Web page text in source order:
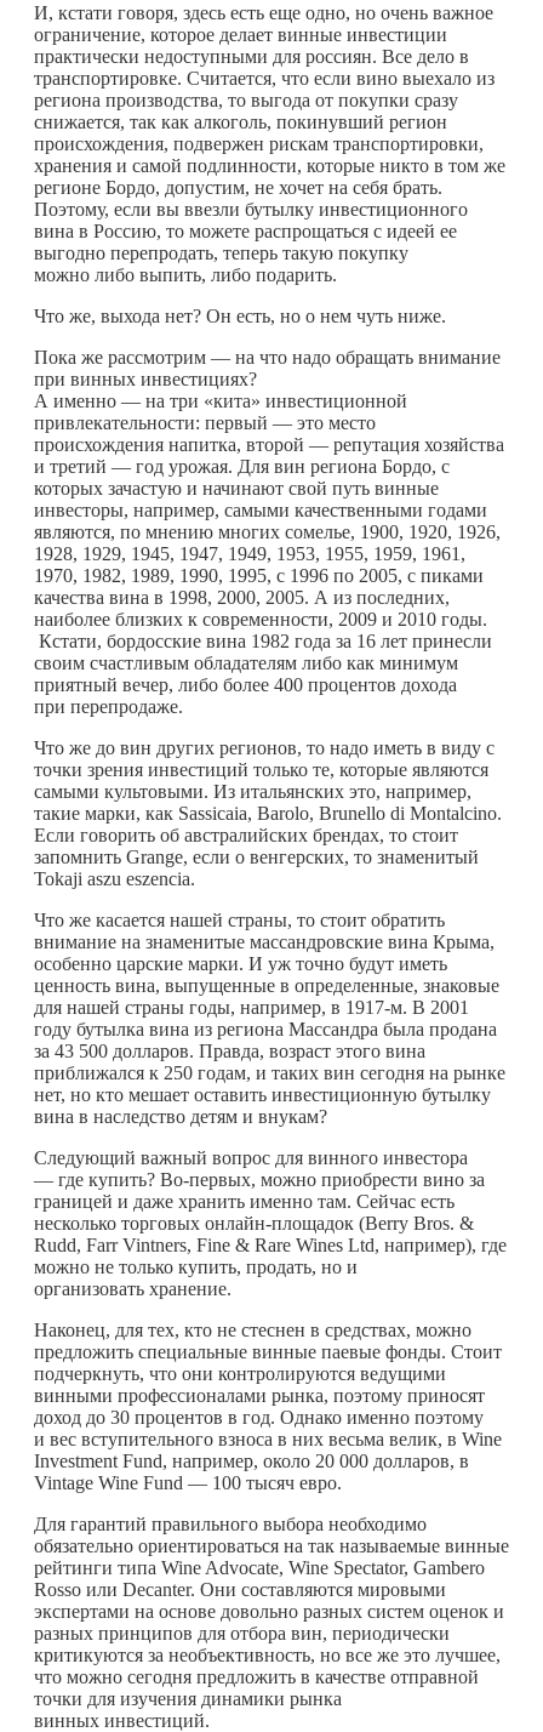
И, кстати говоря, здесь есть еще одно, но очень важное
ограничение, которое делает винные инвестиции
практически недоступными для россиян. Все дело в
транспортировке. Считается, что если вино выехало из
региона производства, то выгода от покупки сразу
снижается, так как алкоголь, покинувший регион
происхождения, подвержен рискам транспортировки,
хранения и самой подлинности, которые никто в том же
регионе Бордо, допустим, не хочет на себя брать.
Поэтому, если вы ввезли бутылку инвестиционного
вина в Россию, то можете распрощаться с идеей ее
выгодно перепродать, теперь такую покупку
можно либо выпить, либо подарить.
Что же, выхода нет? Он есть, но о нем чуть ниже.
Пока же рассмотрим — на что надо обращать внимание
при винных инвестициях?
А именно — на три «кита» инвестиционной
привлекательности: первый — это место
происхождения напитка, второй — репутация хозяйства
и третий — год урожая. Для вин региона Бордо, с
которых зачастую и начинают свой путь винные
инвесторы, например, самыми качественными годами
являются, по мнению многих сомелье, 1900, 1920, 1926,
1928, 1929, 1945, 1947, 1949, 1953, 1955, 1959, 1961,
1970, 1982, 1989, 1990, 1995, с 1996 по 2005, с пиками
качества вина в 1998, 2000, 2005. А из последних,
наиболее близких к современности, 2009 и 2010 годы.
Кстати, бордосские вина 1982 года за 16 лет принесли
своим счастливым обладателям либо как минимум
приятный вечер, либо более 400 процентов дохода
при перепродаже.
Что же до вин других регионов, то надо иметь в виду с
точки зрения инвестиций только те, которые являются
самыми культовыми. Из итальянских это, например,
такие марки, как Sassicaia, Barolo, Brunello di Montalcino.
Если говорить об австралийских брендах, то стоит
запомнить Grange, если о венгерских, то знаменитый
Tokaji aszu eszencia.
Что же касается нашей страны, то стоит обратить
внимание на знаменитые массандровские вина Крыма,
особенно царские марки. И уж точно будут иметь
ценность вина, выпущенные в определенные, знаковые
для нашей страны годы, например, в 1917-м. В 2001
году бутылка вина из региона Массандра была продана
за 43 500 долларов. Правда, возраст этого вина
приближался к 250 годам, и таких вин сегодня на рынке
нет, но кто мешает оставить инвестиционную бутылку
вина в наследство детям и внукам?
Следующий важный вопрос для винного инвестора
— где купить? Во-первых, можно приобрести вино за
границей и даже хранить именно там. Сейчас есть
несколько торговых онлайн-площадок (Berry Bros. &
Rudd, Farr Vintners, Fine & Rare Wines Ltd, например), где
можно не только купить, продать, но и
организовать хранение.
Наконец, для тех, кто не стеснен в средствах, можно
предложить специальные винные паевые фонды. Стоит
подчеркнуть, что они контролируются ведущими
винными профессионалами рынка, поэтому приносят
доход до 30 процентов в год. Однако именно поэтому
и вес вступительного взноса в них весьма велик, в Wine
Investment Fund, например, около 20 000 долларов, в
Vintage Wine Fund — 100 тысяч евро.
Для гарантий правильного выбора необходимо
обязательно ориентироваться на так называемые винные
рейтинги типа Wine Advocate, Wine Spectator, Gambero
Rosso или Decanter. Они составляются мировыми
экспертами на основе довольно разных систем оценок и
разных принципов для отбора вин, периодически
критикуются за необъективность, но все же это лучшее,
что можно сегодня предложить в качестве отправной
точки для изучения динамики рынка
винных инвестиций.